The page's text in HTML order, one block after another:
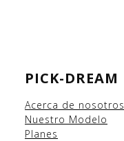
PICK-DREAM
Acerca de nosotros
Nuestro Modelo
Planes